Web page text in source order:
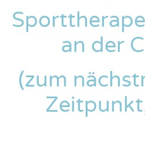
an der
(zum